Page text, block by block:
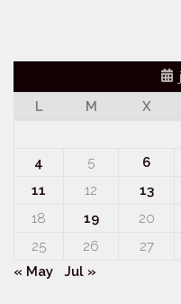
L
M X
4
5 6
11
12 13
18
19 20
25
26 27
« May
Jul »